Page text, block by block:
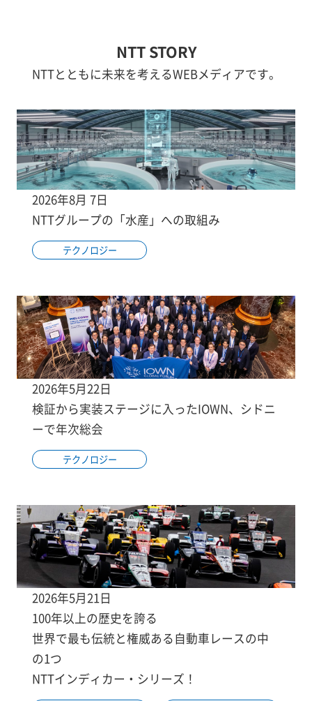
NTT STORY
NTTとともに未来を考えるWEBメディアです。
2026年8月 7日
NTTグループの「水産」への取組み
テクノロジー
2026年5月22日
検証から実装ステージに入ったIOWN、シドニ
ーで年次総会
テクノロジー
2026年5月21日
100年以上の歴史を誇る
世界で最も伝統と権威ある自動車レースの中
の1つ
NTTインディカー・シリーズ！